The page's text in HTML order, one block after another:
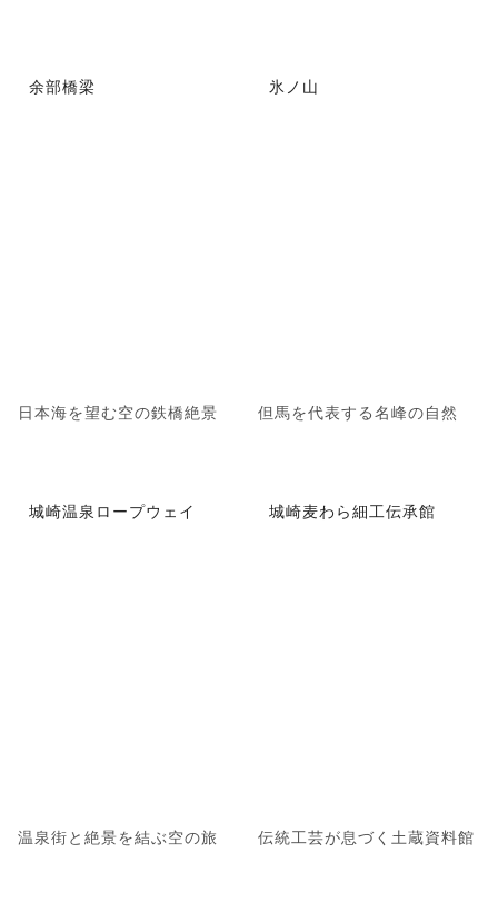
余部橋梁
日本海を望む空の鉄橋絶景
氷ノ山
但馬を代表する名峰の自然
城崎温泉ロープウェイ
温泉街と絶景を結ぶ空の旅
城崎麦わら細工伝承館
伝統工芸が息づく土蔵資料館